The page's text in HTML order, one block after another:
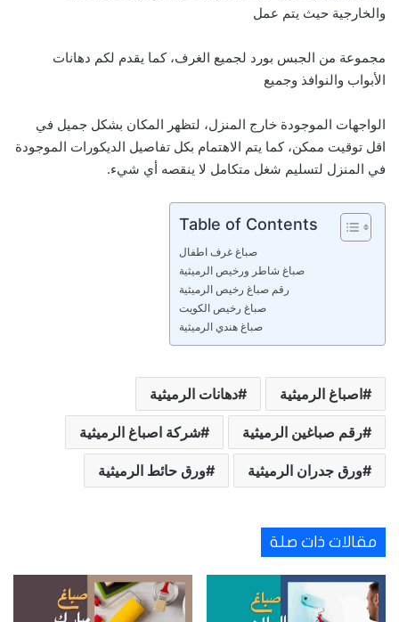
والخارجية حيث يتم عمل
مجموعة من الجبس بورد لجميع الغرف، كما يقدم لكم دهانات
الأبواب والنوافذ وجميع
الواجهات الموجودة خارج المنزل، لتظهر المكان بشكل جميل في
اقل توقيت ممكن، كما يتم الاهتمام بكل تفاصيل الديكورات الموجودة
في المنزل لتسليم شغل متكامل لا ينقصه أي شيء.
Table of Contents
صباغ غرف اطفال
صباغ شاطر ورخيص الرميثية
رقم صباغ رخيص الرميثية
صباغ رخيص الكويت
صباغ هندي الرميثية
اصباغ الرميثية دهانات الرميثية
رقم صباغين الرميثية شركة اصباغ الرميثية
ورق جدران الرميثية ورق حائط الرميثية
مقالات ذات صلة